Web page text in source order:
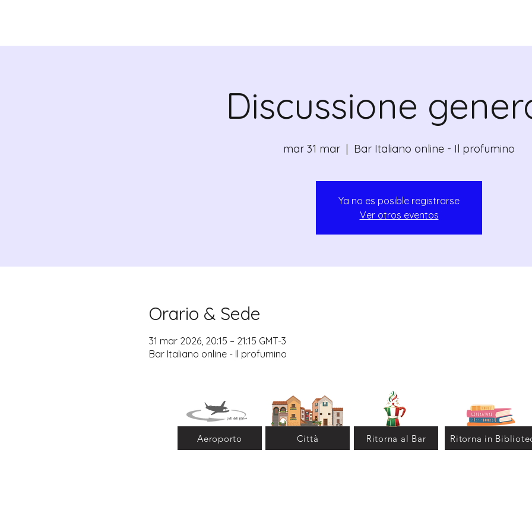
Discussione
mar 31 mar
  |
Bar Italiano online - Il profumino
Ya no es posible registrarse
Ver otros eventos
Orario & Sede
31 mar 2026, 20:15 – 21:15 GMT-3
Bar Italiano online - Il profumino
Aeroporto Città Ritorna al Bar Ritorna in